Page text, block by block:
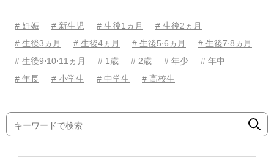
# 妊娠 # 新生児 # 生後1ヵ月
# 生後2ヵ月
# 生後3ヵ月
# 生後4ヵ月 # 生後5⋅6ヵ月
# 生後7⋅8ヵ月
# 生後9⋅10⋅11ヵ月
# 1歳 # 2歳 # 年少
# 年中
# 年長
# 小学生 # 中学生 # 高校生